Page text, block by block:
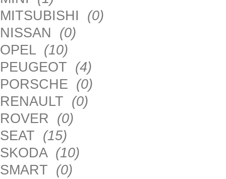
MITSUBISHI (0)
NISSAN (0)
OPEL (10)
PEUGEOT (4)
PORSCHE (0)
RENAULT (0)
ROVER (0)
SEAT (15)
SKODA (10)
SMART (0)